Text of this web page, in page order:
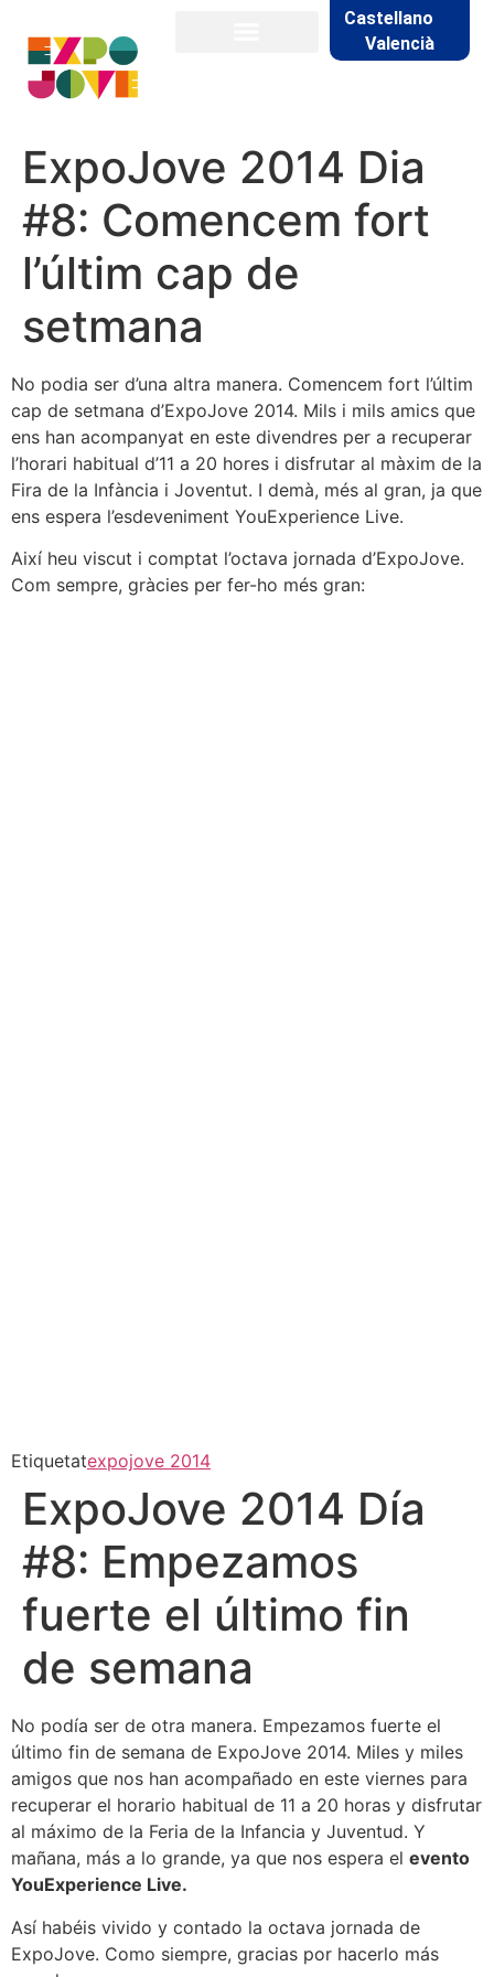
Castellano
Valencià
ExpoJove 2014 Dia
#8: Comencem fort
l’últim cap de
setmana
No podia ser d’una altra manera. Comencem fort l’últim
cap de setmana d’ExpoJove 2014. Mils i mils amics que
ens han acompanyat en este divendres per a recuperar
l’horari habitual d’11 a 20 hores i disfrutar al màxim de la
Fira de la Infància i Joventut. I demà, més al gran, ja que
ens espera l’esdeveniment YouExperience Live.
Així heu viscut i comptat l’octava jornada d’ExpoJove.
Com sempre, gràcies per fer-ho més gran:
Etiquetatexpojove 2014
ExpoJove 2014 Día
#8: Empezamos
fuerte el último fin
de semana
No podía ser de otra manera. Empezamos fuerte el
último fin de semana de ExpoJove 2014. Miles y miles
amigos que nos han acompañado en este viernes para
recuperar el horario habitual de 11 a 20 horas y disfrutar
al máximo de la Feria de la Infancia y Juventud. Y
mañana, más a lo grande, ya que nos espera el evento
YouExperience Live.
Así habéis vivido y contado la octava jornada de
ExpoJove. Como siempre, gracias por hacerlo más